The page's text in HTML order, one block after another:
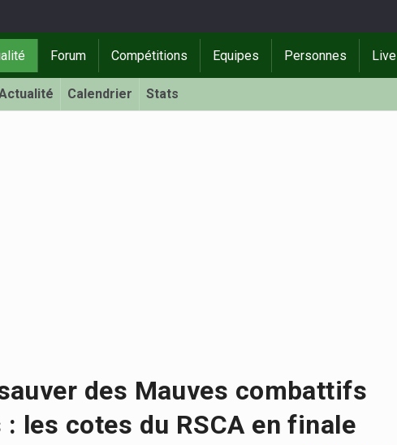
Forum Compétitions Equipes Personnes Live
Calendrier Stats
des Mauves combattifs
les cotes du RSCA en finale